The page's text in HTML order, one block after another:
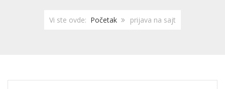
Vi ste ovde: Početak prijava na sajt